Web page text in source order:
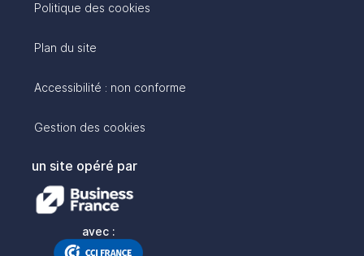
Politique des cookies
Plan du site
Accessibilité : non conforme
Gestion des cookies
un site opéré par
avec :